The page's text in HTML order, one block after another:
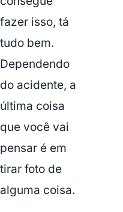
fazer isso, tá
tudo bem.
Dependendo
do acidente, a
última coisa
que você vai
pensar é em
tirar foto de
alguma coisa.